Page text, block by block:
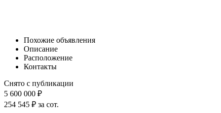
Похожие объявления
Описание
Расположение
Контакты
Снято с публикации
5 600 000 ₽
254 545 ₽ за сот.